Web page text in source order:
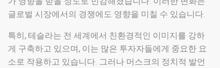
글로벌 시장에서의 경쟁에도 영향을 미칠 수 있습니다.
특히, 테슬라는 전 세계에서 친환경적인 이미지를 강하
게 구축하고 있으며, 이는 많은 투자자들에게 중요한 요
소로 작용하고 있습니다. 그러나 머스크의 정치적 발언